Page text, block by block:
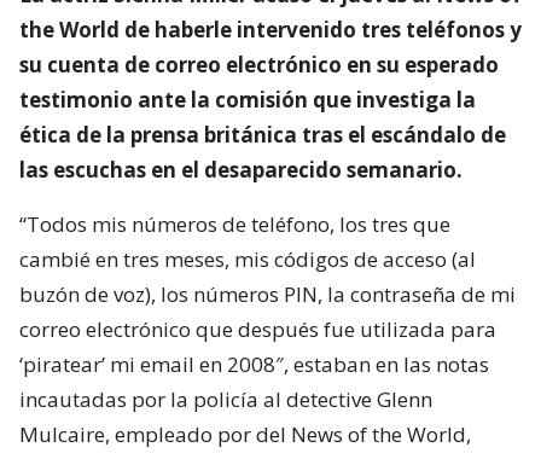
the World de haberle intervenido tres teléfonos y
su cuenta de correo electrónico en su esperado
testimonio ante la comisión que investiga la
ética de la prensa británica tras el escándalo de
las escuchas en el desaparecido semanario.
“Todos mis números de teléfono, los tres que
cambié en tres meses, mis códigos de acceso (al
buzón de voz), los números PIN, la contraseña de mi
correo electrónico que después fue utilizada para
‘piratear’ mi email en 2008″, estaban en las notas
incautadas por la policía al detective Glenn
Mulcaire, empleado por del News of the World,